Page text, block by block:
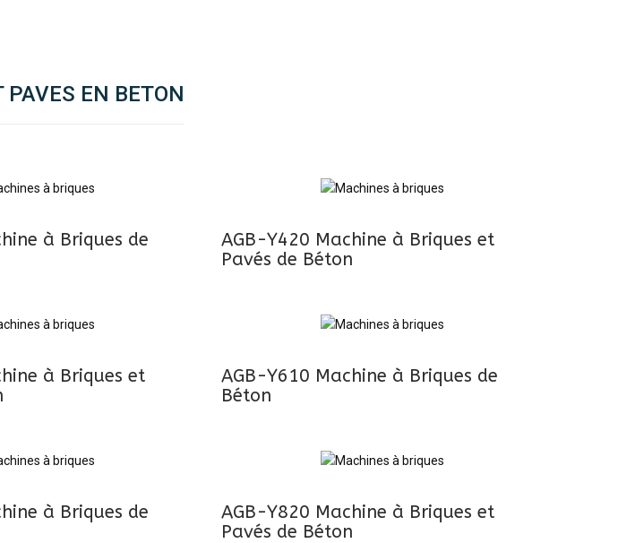
EN BETON
à Briques de
AGB-Y420 Machine à Briques et
Pavés de Béton
à Briques et
AGB-Y610 Machine à Briques de
Béton
à Briques de
AGB-Y820 Machine à Briques et
Pavés de Béton